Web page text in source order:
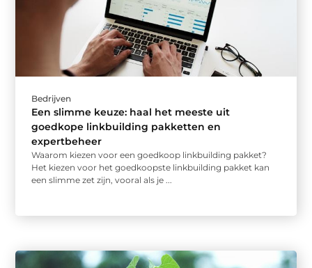
Bedrijven
Een slimme keuze: haal het meeste uit
goedkope linkbuilding pakketten en
expertbeheer
Waarom kiezen voor een goedkoop linkbuilding pakket?
Het kiezen voor het goedkoopste linkbuilding pakket kan
een slimme zet zijn, vooral als je ...